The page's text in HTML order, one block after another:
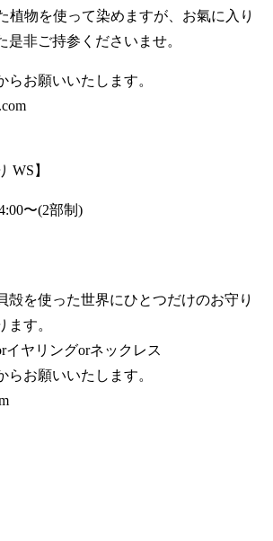
植物を使って染めますが、お氣に入り
是非ご持参くださいませ。
お願いいたします。
WS】
〜(2部制)
殻を使った世界にひとつだけのお守り
ます。
イヤリングorネックレス
お願いいたします。